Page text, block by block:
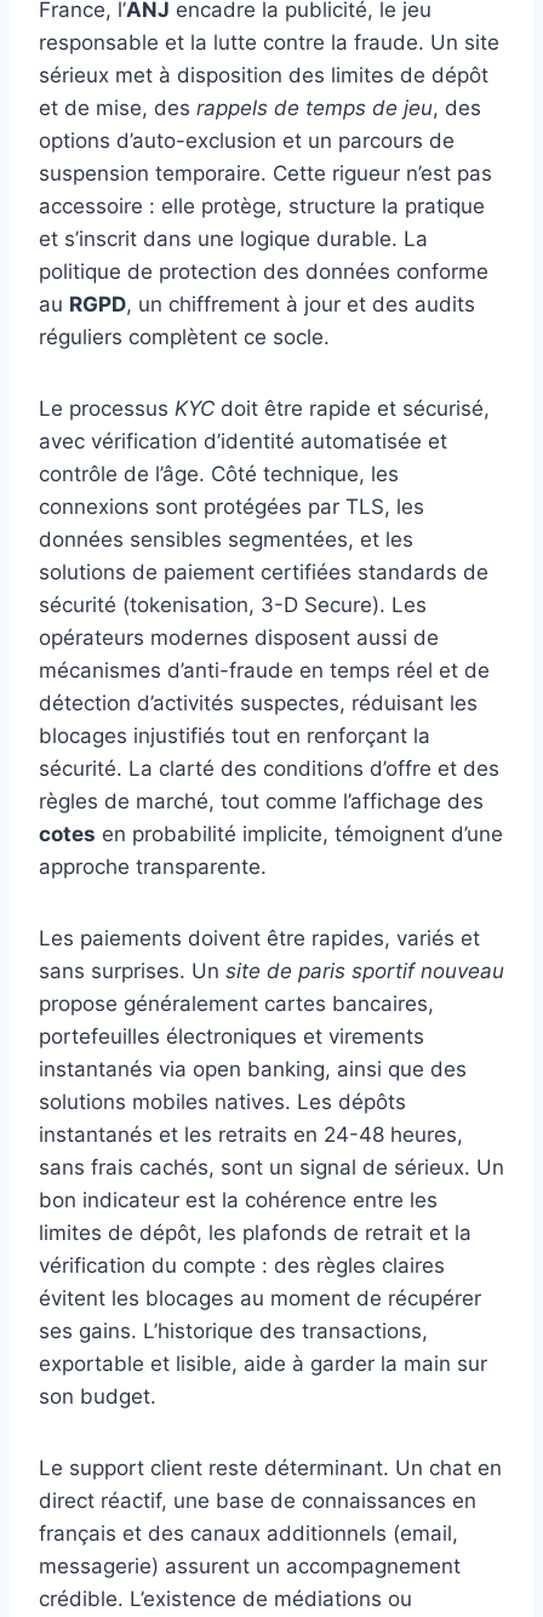
France, l’ANJ encadre la publicité, le jeu
responsable et la lutte contre la fraude. Un site
sérieux met à disposition des limites de dépôt
et de mise, des rappels de temps de jeu, des
options d’auto-exclusion et un parcours de
suspension temporaire. Cette rigueur n’est pas
accessoire : elle protège, structure la pratique
et s’inscrit dans une logique durable. La
politique de protection des données conforme
au RGPD, un chiffrement à jour et des audits
réguliers complètent ce socle.
Le processus KYC doit être rapide et sécurisé,
avec vérification d’identité automatisée et
contrôle de l’âge. Côté technique, les
connexions sont protégées par TLS, les
données sensibles segmentées, et les
solutions de paiement certifiées standards de
sécurité (tokenisation, 3-D Secure). Les
opérateurs modernes disposent aussi de
mécanismes d’anti-fraude en temps réel et de
détection d’activités suspectes, réduisant les
blocages injustifiés tout en renforçant la
sécurité. La clarté des conditions d’offre et des
règles de marché, tout comme l’affichage des
cotes en probabilité implicite, témoignent d’une
approche transparente.
Les paiements doivent être rapides, variés et
sans surprises. Un site de paris sportif nouveau
propose généralement cartes bancaires,
portefeuilles électroniques et virements
instantanés via open banking, ainsi que des
solutions mobiles natives. Les dépôts
instantanés et les retraits en 24-48 heures,
sans frais cachés, sont un signal de sérieux. Un
bon indicateur est la cohérence entre les
limites de dépôt, les plafonds de retrait et la
vérification du compte : des règles claires
évitent les blocages au moment de récupérer
ses gains. L’historique des transactions,
exportable et lisible, aide à garder la main sur
son budget.
Le support client reste déterminant. Un chat en
direct réactif, une base de connaissances en
français et des canaux additionnels (email,
messagerie) assurent un accompagnement
crédible. L’existence de médiations ou